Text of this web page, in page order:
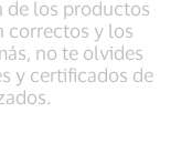
de los productos
correctos y los
no te olvides
y certificados de